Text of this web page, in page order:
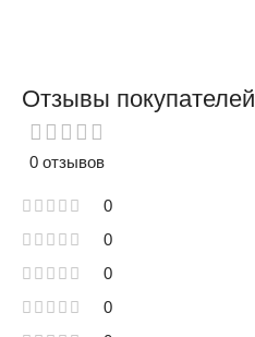
Отзывы покупателей
0 отзывов
0
0
0
0